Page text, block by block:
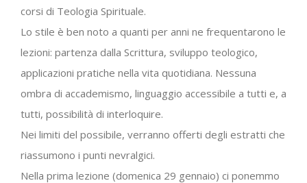
corsi di Teologia Spirituale.
Lo stile è ben noto a quanti per anni ne frequentarono le
lezioni: partenza dalla Scrittura, sviluppo teologico,
applicazioni pratiche nella vita quotidiana. Nessuna
ombra di accademismo, linguaggio accessibile a tutti e, a
tutti, possibilità di interloquire.
Nei limiti del possibile, verranno offerti degli estratti che
riassumono i punti nevralgici.
Nella prima lezione (domenica 29 gennaio) ci ponemmo